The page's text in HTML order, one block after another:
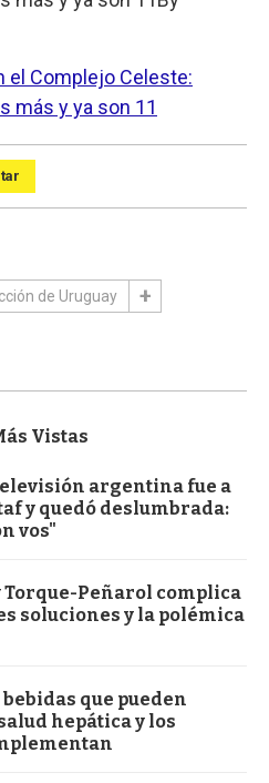
el Complejo Celeste:
más y ya son 11
de Uruguay
Vistas
argentina fue a
y quedó deslumbrada:
vos"
Torque-Peñarol complica
soluciones y la polémica
que pueden
hepática y los